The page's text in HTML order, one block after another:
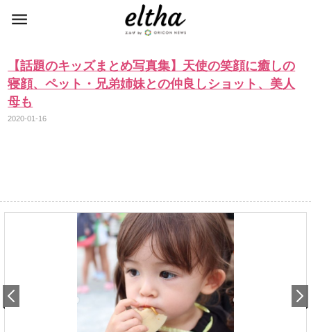
【話題のキッズまとめ写真集】天使の笑顔に癒しの
寝顔、ペット・兄弟姉妹との仲良しショット、美人
母も
2020-01-16